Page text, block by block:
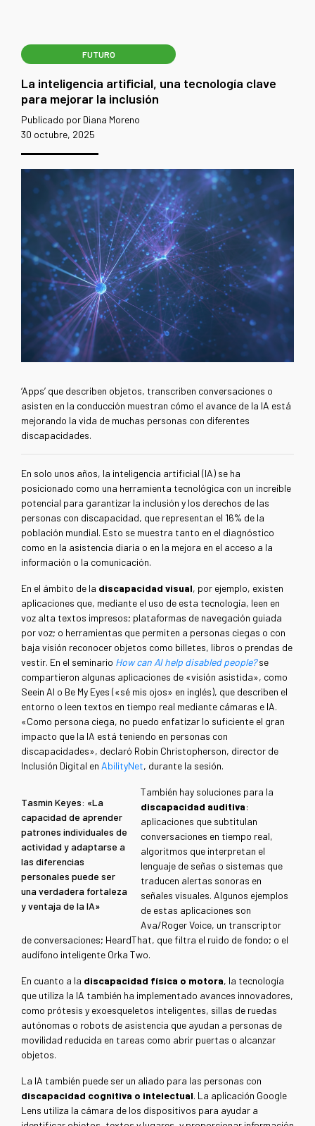
FUTURO
La inteligencia artificial, una tecnología clave
para mejorar la inclusión
Publicado por Diana Moreno
30 octubre, 2025
‘Apps’ que describen objetos, transcriben conversaciones o
asisten en la conducción muestran cómo el avance de la IA está
mejorando la vida de muchas personas con diferentes
discapacidades.
En solo unos años, la inteligencia artificial (IA) se ha
posicionado como una herramienta tecnológica con un increíble
potencial para garantizar la inclusión y los derechos de las
personas con discapacidad, que representan el 16% de la
población mundial. Esto se muestra tanto en el diagnóstico
como en la asistencia diaria o en la mejora en el acceso a la
información o la comunicación.
En el ámbito de la discapacidad visual, por ejemplo, existen
aplicaciones que, mediante el uso de esta tecnología, leen en
voz alta textos impresos; plataformas de navegación guiada
por voz; o herramientas que permiten a personas ciegas o con
baja visión reconocer objetos como billetes, libros o prendas de
vestir. En el seminario How can AI help disabled people?se
compartieron algunas aplicaciones de «visión asistida», como
Seein AI o Be My Eyes («sé mis ojos» en inglés), que describen el
entorno o leen textos en tiempo real mediante cámaras e IA.
«Como persona ciega, no puedo enfatizar lo suficiente el gran
impacto que la IA está teniendo en personas con
discapacidades», declaró Robin Christopherson, director de
Inclusión Digital en AbilityNet, durante la sesión.
Tasmin Keyes: «La
capacidad de aprender
patrones individuales de
actividad y adaptarse a
las diferencias
personales puede ser
una verdadera fortaleza
y ventaja de la IA»
También hay soluciones para la
discapacidad auditiva:
aplicaciones que subtitulan
conversaciones en tiempo real,
algoritmos que interpretan el
lenguaje de señas o sistemas que
traducen alertas sonoras en
señales visuales. Algunos ejemplos
de estas aplicaciones son
Ava/Roger Voice, un transcriptor
de conversaciones; HeardThat, que filtra el ruido de fondo; o el
audífono inteligente Orka Two.
En cuanto a la discapacidad física o motora, la tecnología
que utiliza la IA también ha implementado avances innovadores,
como prótesis y exoesqueletos inteligentes, sillas de ruedas
autónomas o robots de asistencia que ayudan a personas de
movilidad reducida en tareas como abrir puertas o alcanzar
objetos.
La IA también puede ser un aliado para las personas con
discapacidad cognitiva o intelectual. La aplicación Google
Lens utiliza la cámara de los dispositivos para ayudar a